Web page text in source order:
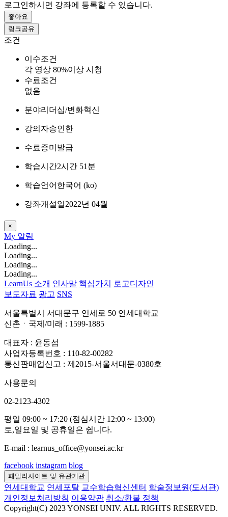
로그인하시면 강좌에 등록할 수 있습니다.
좋아요
링크공유
조건
이수조건
각 영상 80%이상 시청
수료조건
없음
분야리더십/변화혁신
강의자송인한
수료증미발급
학습시간2시간 51분
학습언어 한국어 ‎(ko)‎
강좌개설일2022년 04월
×
My 알림
Loading...
Loading...
Loading...
Loading...
LearnUs 소개 인사말 핵심가치
로고디자인
보도자료 광고 SNS
서울특별시 서대문구 연세로 50 연세대학교
신촌ㆍ국제/미래 : 1599-1885
대표자 : 윤동섭
사업자등록번호 : 110-82-00282
통신판매업신고 : 제2015-서울서대문-0380호
사용문의
02-2123-4302
평일 09:00 ~ 17:20 (점심시간 12:00 ~ 13:00)
토,일요일 및 공휴일은 쉽니다.
E-mail : learnus_office@yonsei.ac.kr
facebook instagram blog
패밀리사이트 및 유관기관
연세대학교 연세포탈 교수학습혁신센터 학술정보원(도서관)
개인정보처리방침 이용약관 취소/환불 정책
Copyright(C) 2023 YONSEI UNIV. ALL RIGHTS RESERVED.